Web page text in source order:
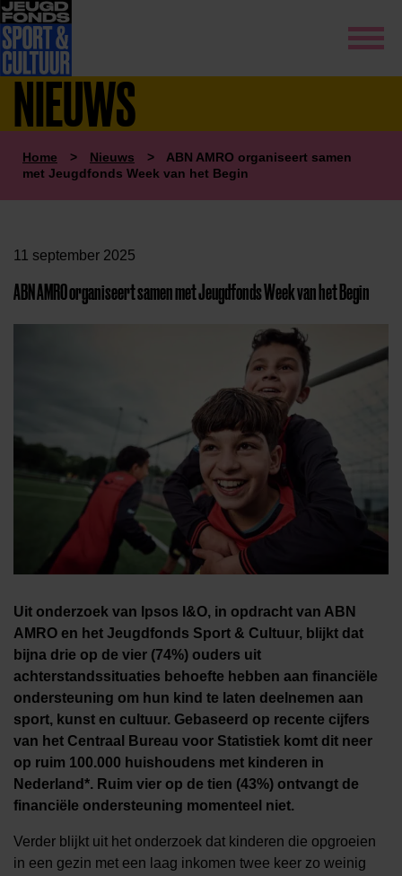
NIEUWS
Home > Nieuws >
ABN AMRO organiseert samen
met Jeugdfonds Week van het Begin
11 september 2025
ABN AMRO organiseert samen met Jeugdfonds Week van het Begin
Uit onderzoek van Ipsos I&O, in opdracht van ABN
AMRO en het Jeugdfonds Sport & Cultuur, blijkt dat
bijna drie op de vier (74%) ouders uit
achterstandssituaties behoefte hebben aan financiële
ondersteuning om hun kind te laten deelnemen aan
sport, kunst en cultuur. Gebaseerd op recente cijfers
van het Centraal Bureau voor Statistiek komt dit neer
op ruim 100.000 huishoudens met kinderen in
Nederland*. Ruim vier op de tien (43%) ontvangt de
financiële ondersteuning momenteel niet.
Verder blijkt uit het onderzoek dat kinderen die opgroeien
in een gezin met een laag inkomen twee keer zo weinig